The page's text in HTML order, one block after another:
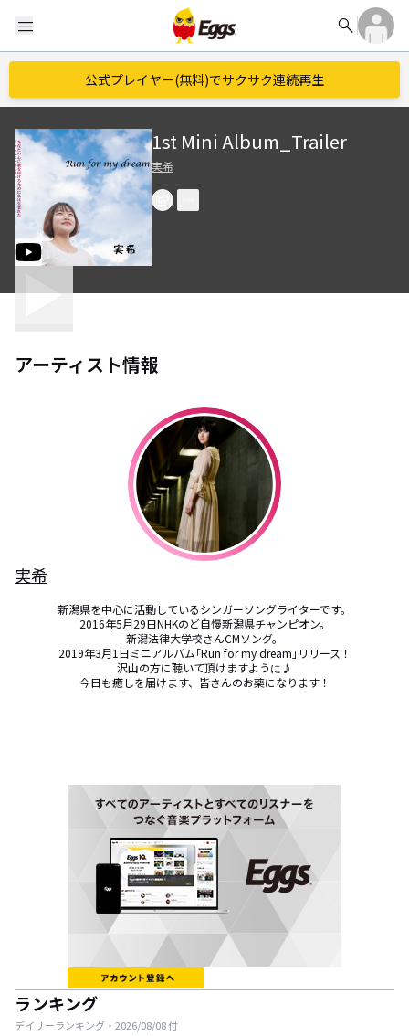
menu search
公式プレイヤー(無料)でサクサク連続再生
1st Mini Album_Trailer
実希
アーティスト情報
実希
新潟県を中心に活動しているシンガーソングライターです。
2016年5月29日NHKのど自慢新潟県チャンピオン。
新潟法律大学校さんCMソング。
2019年3月1日ミニアルバム｢Run for my dream｣リリース！
沢山の方に聴いて頂けますように‍♪
今日も癒しを届けます、皆さんのお薬になります！
ランキング
デイリーランキング・ 2026/08/08付